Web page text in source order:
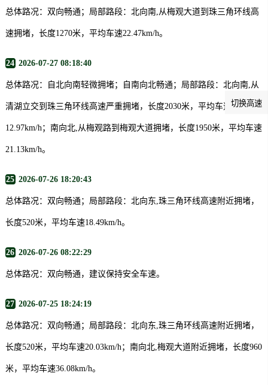
切换高速
总体路况：双向畅通；局部路段：北向南,从梅观大道到珠三角环线高
速拥堵，长度1270米，平均车速22.47km/h。
24 2026-07-27 08:18:40
总体路况：自北向南轻微拥堵；自南向北畅通；局部路段：北向南,从
清湖立交到珠三角环线高速严重拥堵，长度2030米，平均车速
12.97km/h；南向北,从梅观路到梅观大道拥堵，长度1950米，平均车速
21.13km/h。
25 2026-07-26 18:20:43
总体路况：双向畅通；局部路段：北向东,珠三角环线高速附近拥堵，
长度520米，平均车速18.49km/h。
26 2026-07-26 08:22:29
总体路况：双向畅通，建议保持安全车速。
27 2026-07-25 18:24:19
总体路况：双向畅通；局部路段：北向东,珠三角环线高速附近拥堵，
长度520米，平均车速20.03km/h；南向北,梅观大道附近拥堵，长度960
米，平均车速36.08km/h。